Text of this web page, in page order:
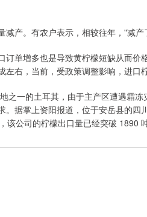
减产。有农户表示，相较往年，"减
订单增多也是导致黄柠檬短缺从而
右，当前，受政策调整影响，进口
之一的土耳其，由于主产区遭遇霜
。据掌上资阳报道，位于安岳县的
公司的柠檬出口量已经突破 1890